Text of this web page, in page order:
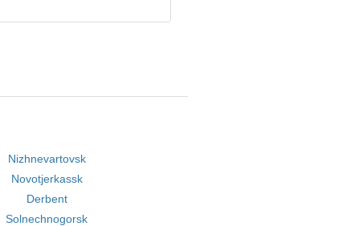
Nizhnevartovsk
Novotjerkassk
Derbent
Solnechnogorsk